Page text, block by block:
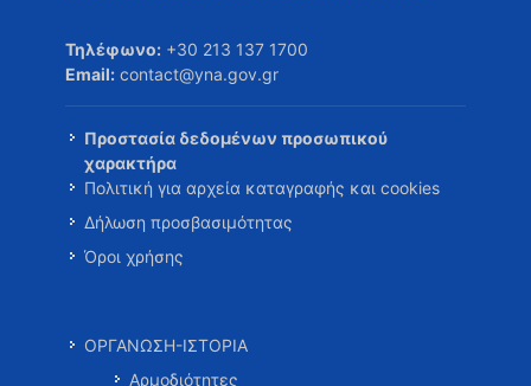
Τηλέφωνο: +30 213 137 1700
Email: contact@yna.gov.gr
Προστασία δεδομένων προσωπικού
χαρακτήρα
Πολιτική για αρχεία καταγραφής και cookies
Δήλωση προσβασιμότητας
Όροι χρήσης
ΟΡΓΑΝΩΣΗ-ΙΣΤΟΡΙΑ
Αρμοδιότητες